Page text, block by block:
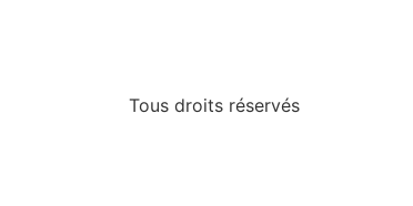
Tous droits réservés